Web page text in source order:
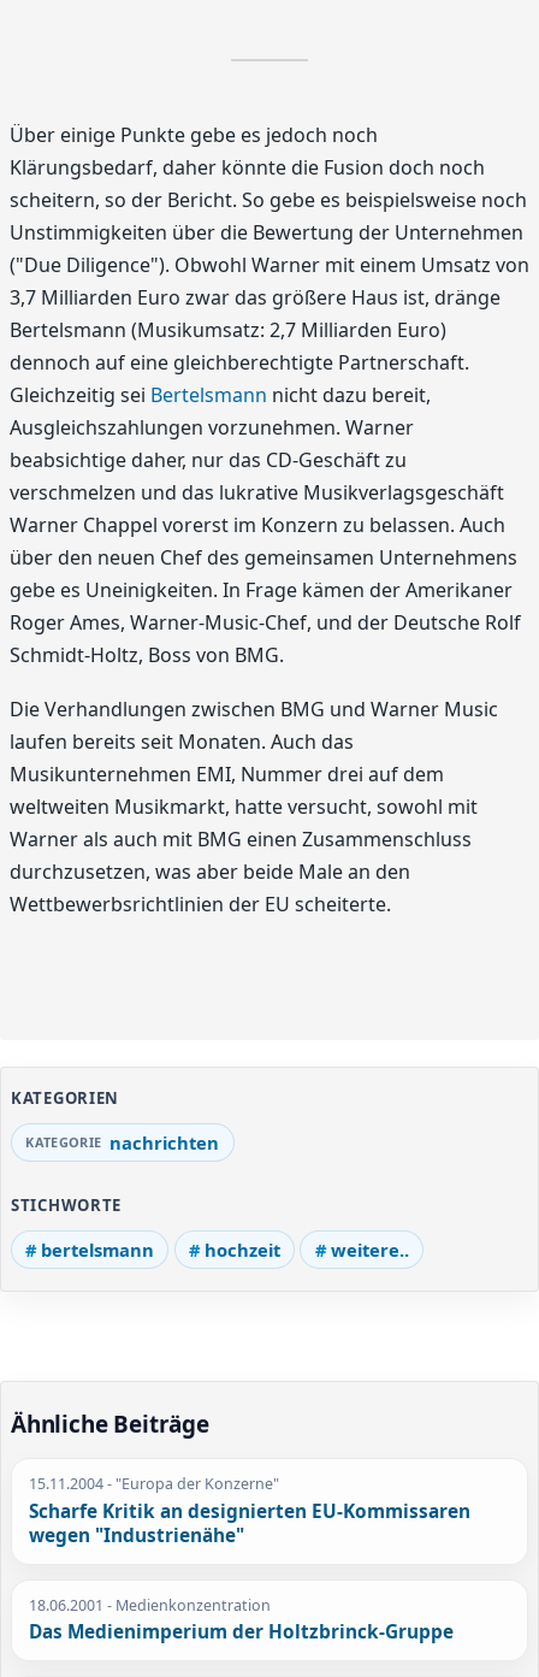
Über einige Punkte gebe es jedoch noch
Klärungsbedarf, daher könnte die Fusion doch noch
scheitern, so der Bericht. So gebe es beispielsweise noch
Unstimmigkeiten über die Bewertung der Unternehmen
("Due Diligence"). Obwohl Warner mit einem Umsatz von
3,7 Milliarden Euro zwar das größere Haus ist, dränge
Bertelsmann (Musikumsatz: 2,7 Milliarden Euro)
dennoch auf eine gleichberechtigte Partnerschaft.
Gleichzeitig sei Bertelsmann nicht dazu bereit,
Ausgleichszahlungen vorzunehmen. Warner
beabsichtige daher, nur das CD-Geschäft zu
verschmelzen und das lukrative Musikverlagsgeschäft
Warner Chappel vorerst im Konzern zu belassen. Auch
über den neuen Chef des gemeinsamen Unternehmens
gebe es Uneinigkeiten. In Frage kämen der Amerikaner
Roger Ames, Warner-Music-Chef, und der Deutsche Rolf
Schmidt-Holtz, Boss von BMG.
Die Verhandlungen zwischen BMG und Warner Music
laufen bereits seit Monaten. Auch das
Musikunternehmen EMI, Nummer drei auf dem
weltweiten Musikmarkt, hatte versucht, sowohl mit
Warner als auch mit BMG einen Zusammenschluss
durchzusetzen, was aber beide Male an den
Wettbewerbsrichtlinien der EU scheiterte.
KATEGORIEN
nachrichten
STICHWORTE
bertelsmann hochzeit weitere..
Ähnliche Beiträge
15.11.2004- "Europa der Konzerne"
Scharfe Kritik an designierten EU-Kommissaren
wegen "Industrienähe"
18.06.2001 - Medienkonzentration
Das Medienimperium der Holtzbrinck-Gruppe